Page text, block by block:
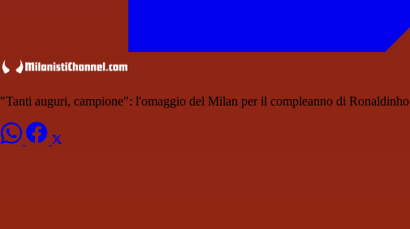
"Tanti auguri, campione": l'omaggio del Milan per il compleanno di Ronaldinho